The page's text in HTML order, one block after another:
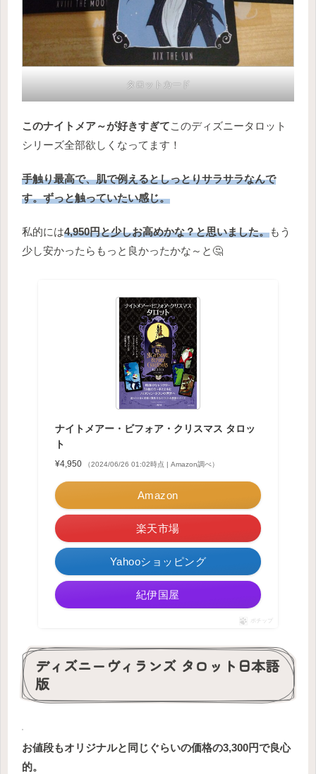
タロットカード
このナイトメア～が好きすぎてこのディズニータロット
シリーズ全部欲しくなってます！
手触り最高で、肌で例えるとしっとりサラサラなんで
す。ずっと触っていたい感じ。
私的には4,950円と少しお高めかな？と思いました。もう
少し安かったらもっと良かったかな～と🤔
ナイトメアー・ビフォア・クリスマス タロッ
ト
¥4,950 （2024/06/26 01:02時点 | Amazon調べ）
Amazon
楽天市場
Yahooショッピング
紀伊国屋
ポチップ
ディズニーヴィランズ タロット日本語
版
お値段もオリジナルと同じぐらいの価格の3,300円で良心
的。